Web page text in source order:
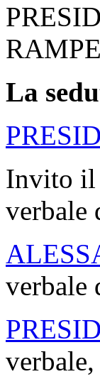
La
Invito il
verbale
verbale